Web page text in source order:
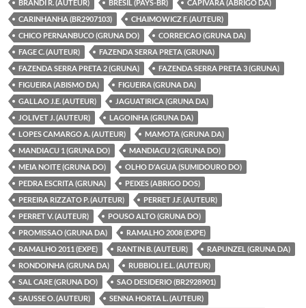
BRANDI R. (AUTEUR) BRESIL (PAYS-BR)
CAPIVARA (ABRIGO DA)
CARINHANHA (BR2907103)
CHAIMOWICZ F. (AUTEUR)
CHICO PERNANBUCO (GRUNA DO)
CORREICAO (GRUNA DA)
FAGE C. (AUTEUR)
FAZENDA SERRA PRETA (GRUNA)
FAZENDA SERRA PRETA 2 (GRUNA)
FAZENDA SERRA PRETA 3 (GRUNA)
FIGUEIRA (ABISMO DA)
FIGUEIRA (GRUNA DA)
GALLAO J.E. (AUTEUR)
JAGUATIRICA (GRUNA DA)
JOLIVET J. (AUTEUR)
LAGOINHA (GRUNA DA)
LOPES CAMARGO A. (AUTEUR)
MAMOTA (GRUNA DA)
MANDIACU 1 (GRUNA DO)
MANDIACU 2 (GRUNA DO)
MEIA NOITE (GRUNA DO)
OLHO D'AGUA (SUMIDOURO DO)
PEDRA ESCRITA (GRUNA)
PEIXES (ABRIGO DOS)
PEREIRA RIZZATO P. (AUTEUR)
PERRET J.F. (AUTEUR)
PERRET V. (AUTEUR)
POUSO ALTO (GRUNA DO)
PROMISSAO (GRUNA DA)
RAMALHO 2008 (EXPE)
RAMALHO 2011 (EXPE)
RANTIN B. (AUTEUR)
RAPUNZEL (GRUNA DA)
RONDOINHA (GRUNA DA)
RUBBIOLI E.L. (AUTEUR)
SAL CARE (GRUNA DO)
SAO DESIDERIO (BR2928901)
SAUSSE O. (AUTEUR)
SENNA HORTA L. (AUTEUR)